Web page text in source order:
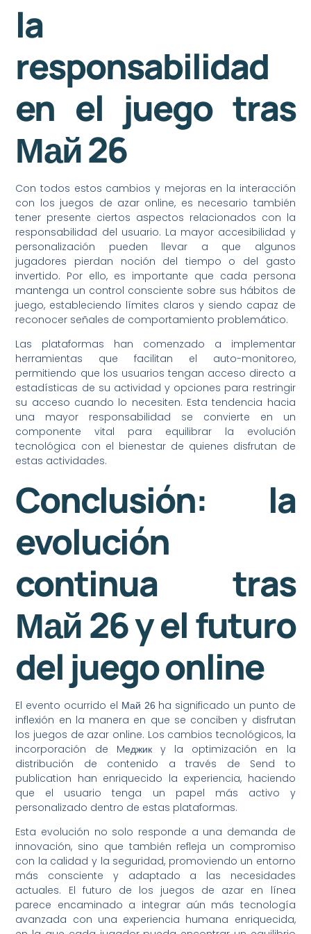
la
responsabilidad
en el juego tras
Май 26
Con todos estos cambios y mejoras en la interacción
con los juegos de azar online, es necesario también
tener presente ciertos aspectos relacionados con la
responsabilidad del usuario. La mayor accesibilidad y
personalización pueden llevar a que algunos
jugadores pierdan noción del tiempo o del gasto
invertido. Por ello, es importante que cada persona
mantenga un control consciente sobre sus hábitos de
juego, estableciendo límites claros y siendo capaz de
reconocer señales de comportamiento problemático.
Las plataformas han comenzado a implementar
herramientas que facilitan el auto-monitoreo,
permitiendo que los usuarios tengan acceso directo a
estadísticas de su actividad y opciones para restringir
su acceso cuando lo necesiten. Esta tendencia hacia
una mayor responsabilidad se convierte en un
componente vital para equilibrar la evolución
tecnológica con el bienestar de quienes disfrutan de
estas actividades.
Conclusión: la
evolución
continua tras
Май 26 y el futuro
del juego online
El evento ocurrido el Mай 26 ha significado un punto de
inflexión en la manera en que se conciben y disfrutan
los juegos de azar online. Los cambios tecnológicos, la
incorporación de Mеджик y la optimización en la
distribución de contenido a través de Send to
publication han enriquecido la experiencia, haciendo
que el usuario tenga un papel más activo y
personalizado dentro de estas plataformas.
Esta evolución no solo responde a una demanda de
innovación, sino que también refleja un compromiso
con la calidad y la seguridad, promoviendo un entorno
más consciente y adaptado a las necesidades
actuales. El futuro de los juegos de azar en línea
parece encaminado a integrar aún más tecnología
avanzada con una experiencia humana enriquecida,